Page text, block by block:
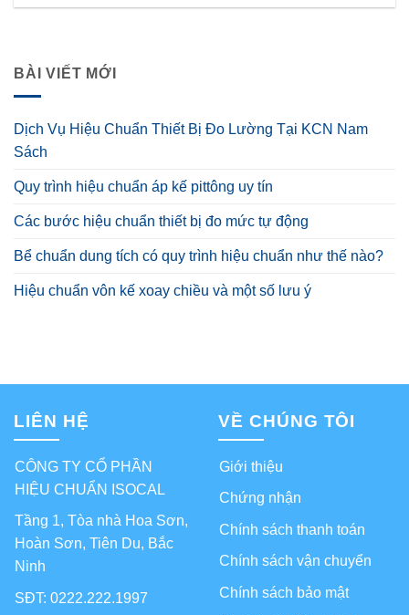
BÀI VIẾT MỚI
Dịch Vụ Hiệu Chuẩn Thiết Bị Đo Lường Tại KCN Nam
Sách
Quy trình hiệu chuẩn áp kế pittông uy tín
Các bước hiệu chuẩn thiết bị đo mức tự động
Bể chuẩn dung tích có quy trình hiệu chuẩn như thế nào?
Hiệu chuẩn vôn kế xoay chiều và một số lưu ý
LIÊN HỆ
CÔNG TY CỔ PHẦN
HIỆU CHUẨN ISOCAL
Tầng 1, Tòa nhà Hoa Sơn,
Hoàn Sơn, Tiên Du, Bắc
Ninh
SĐT: 0222.222.1997
VỀ CHÚNG TÔI
Giới thiệu
Chứng nhận
Chính sách thanh toán
Chính sách vận chuyển
Chính sách bảo mật